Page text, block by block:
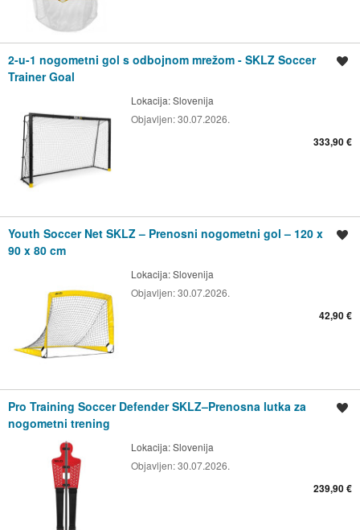
2-u-1 nogometni gol s odbojnom mrežom - SKLZ Soccer
Trainer Goal
Lokacija:Slovenija
Objavljen:30.07.2026.
333,90 €
Youth Soccer Net SKLZ – Prenosni nogometni gol – 120 x
90 x 80 cm
Lokacija:Slovenija
Objavljen:30.07.2026.
42,90 €
Pro Training Soccer Defender SKLZ–Prenosna lutka za
nogometni trening
Lokacija:Slovenija
Objavljen:30.07.2026.
239,90 €